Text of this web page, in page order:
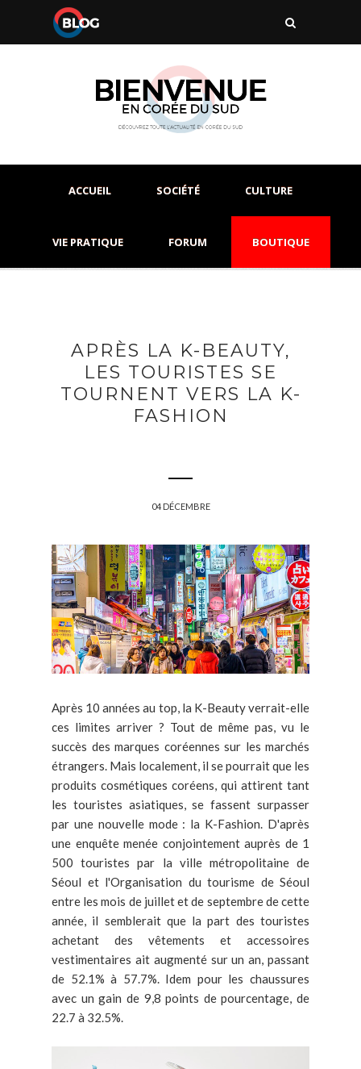
ACCUEIL SOCIÉTÉ CULTURE
VIE PRATIQUE FORUM BOUTIQUE
APRÈS LA K-BEAUTY,
LES TOURISTES SE
TOURNENT VERS LA K-
FASHION
04 DÉCEMBRE
Après 10 années au top, la K-Beauty verrait-elle
ces limites arriver ? Tout de même pas, vu le
succès des marques coréennes sur les marchés
étrangers. Mais localement, il se pourrait que les
produits cosmétiques coréens, qui attirent tant
les touristes asiatiques, se fassent surpasser
par une nouvelle mode : la K-Fashion. D'après
une enquête menée conjointement auprès de 1
500 touristes par la ville métropolitaine de
Séoul et l'Organisation du tourisme de Séoul
entre les mois de juillet et de septembre de cette
année, il semblerait que la part des touristes
achetant des vêtements et accessoires
vestimentaires ait augmenté sur un an, passant
de 52.1% à 57.7%. Idem pour les chaussures
avec un gain de 9,8 points de pourcentage, de
22.7 à 32.5%.